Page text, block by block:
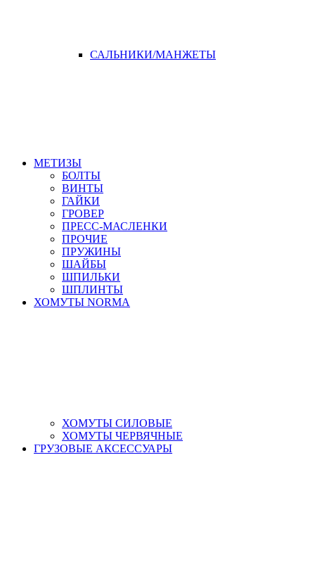
САЛЬНИКИ/МАНЖЕТЫ
МЕТИЗЫ
БОЛТЫ
ВИНТЫ
ГАЙКИ
ГРОВЕР
ПРЕСС-МАСЛЕНКИ
ПРОЧИЕ
ПРУЖИНЫ
ШАЙБЫ
ШПИЛЬКИ
ШПЛИНТЫ
ХОМУТЫ NORMA
ХОМУТЫ СИЛОВЫЕ
ХОМУТЫ ЧЕРВЯЧНЫЕ
ГРУЗОВЫЕ АКСЕССУАРЫ